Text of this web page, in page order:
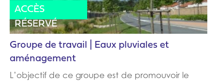
ACTUALITÉ
ACTES
ACCÈS
RÉSERVÉ
Groupe de travail | Eaux pluviales et
aménagement
L’objectif de ce groupe est de promouvoir le